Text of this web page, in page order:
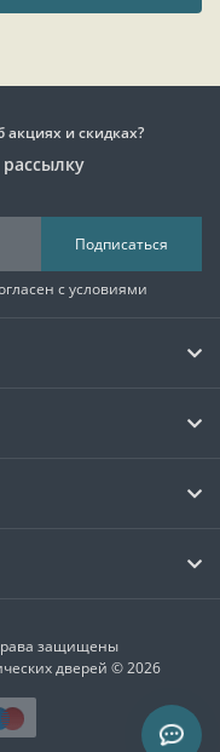
акциях и скидках?
Подписаться
с условиями
защищены
дверей © 2026